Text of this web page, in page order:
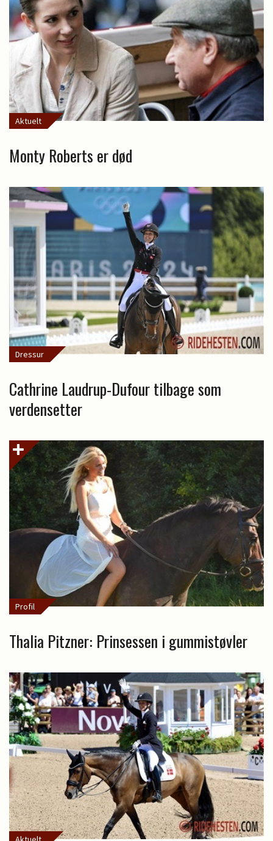
Aktuelt
Monty Roberts er død
Dressur
Cathrine Laudrup-Dufour tilbage som
verdensetter
Profil
Thalia Pitzner: Prinsessen i gummistøvler